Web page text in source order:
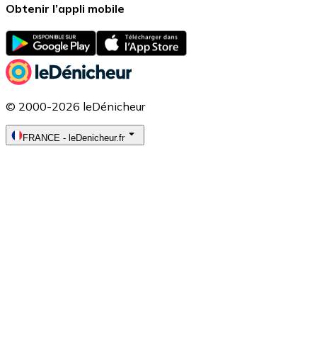
Obtenir l’appli mobile
© 2000-2026 leDénicheur
FRANCE - leDenicheur.fr